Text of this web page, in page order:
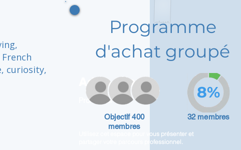
curiosity,
Adam Caar
Promoteur
Utilisez cet espace pour vous présenter et
partager votre parcours professionnel.
Programme
d'achat groupé
Objectif 400
membres
32 membres
8%